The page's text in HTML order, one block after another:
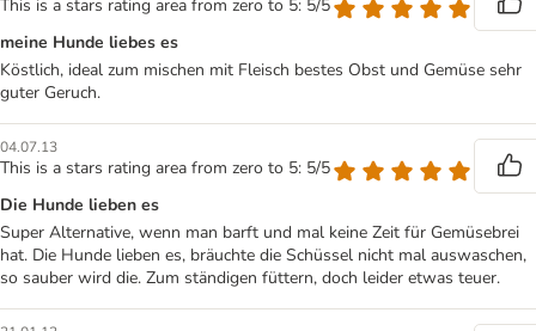
This is a stars rating area from zero to 5: 5/5
meine Hunde liebes es
Köstlich, ideal zum mischen mit Fleisch bestes Obst und Gemüse sehr
guter Geruch.
04.07.13
This is a stars rating area from zero to 5: 5/5
Die Hunde lieben es
Super Alternative, wenn man barft und mal keine Zeit für Gemüsebrei
hat. Die Hunde lieben es, bräuchte die Schüssel nicht mal auswaschen,
so sauber wird die. Zum ständigen füttern, doch leider etwas teuer.